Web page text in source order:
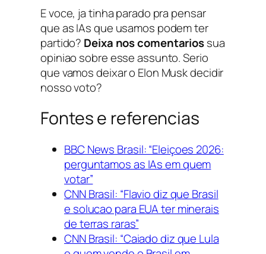
E voce, ja tinha parado pra pensar
que as IAs que usamos podem ter
partido? Deixa nos comentariossua
opiniao sobre esse assunto. Serio
que vamos deixar o Elon Musk decidir
nosso voto?
Fontes e referencias
BBC News Brasil: “Eleiçoes 2026:
perguntamos as IAs em quem
votar”
CNN Brasil: “Flavio diz que Brasil
e solucao para EUA ter minerais
de terras raras”
CNN Brasil: “Caiado diz que Lula